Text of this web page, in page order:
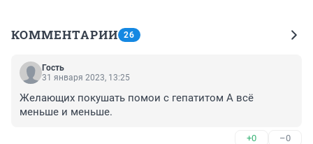
КОММЕНТАРИИ 26
Гость
31 января 2023, 13:25
Желающих покушать помои с гепатитом А всё
меньше и меньше.
+0 –0